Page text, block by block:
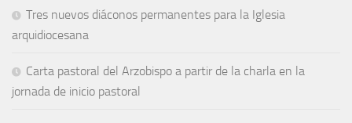
Tres nuevos diáconos permanentes para la Iglesia
arquidiocesana
Carta pastoral del Arzobispo a partir de la charla en la
jornada de inicio pastoral